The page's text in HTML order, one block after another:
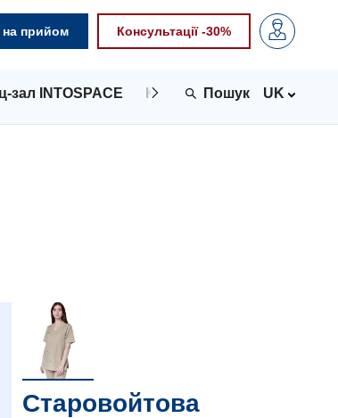
на прийом Консультації -30%
зал INTOSPACE Контакти UK
Старовойтова